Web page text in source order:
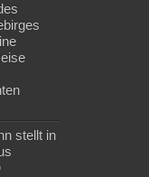
stellt in